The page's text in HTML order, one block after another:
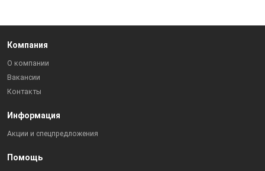
Компания
О компании
Вакансии
Контакты
Информация
Акции и спецпредложения
Помощь